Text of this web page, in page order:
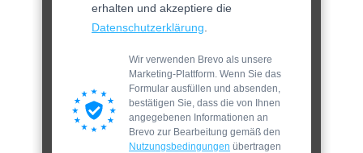
erhalten und akzeptiere die
Datenschutzerklärung
Wir verwenden Brevo als unsere
Marketing-Plattform. Wenn Sie das
Formular ausfüllen und absenden,
bestätigen Sie, dass die von Ihnen
angegebenen Informationen an
Brevo zur Bearbeitung gemäß den
Nutzungsbedingungen übertragen